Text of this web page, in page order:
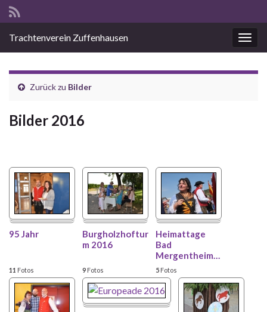
Trachtenverein Zuffenhausen
Zurück zu Bilder
Bilder 2016
95 Jahr
11 Fotos
Burgholzhoftur
m 2016
9 Fotos
Heimattage
Bad
Mergentheim…
5 Fotos